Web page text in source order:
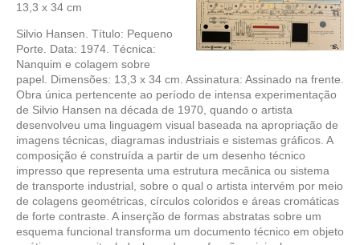
13,3 x 34 cm
Silvio Hansen. Título: Pequeno
Porte. Data: 1974. Técnica:
Nanquim e colagem sobre
papel. Dimensões: 13,3 x 34 cm. Assinatura: Assinado na frente.
Obra única pertencente ao período de intensa experimentação
de Silvio Hansen na década de 1970, quando o artista
desenvolveu uma linguagem visual baseada na apropriação de
imagens técnicas, diagramas industriais e sistemas gráficos. A
composição é construída a partir de um desenho técnico
impresso que representa uma estrutura mecânica ou sistema
de transporte industrial, sobre o qual o artista intervém por meio
de colagens geométricas, círculos coloridos e áreas cromáticas
de forte contraste. A inserção de formas abstratas sobre um
esquema funcional transforma um documento técnico em objeto